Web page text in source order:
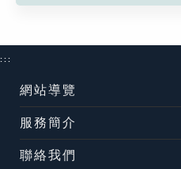
:::
網站導覽
服務簡介
聯絡我們